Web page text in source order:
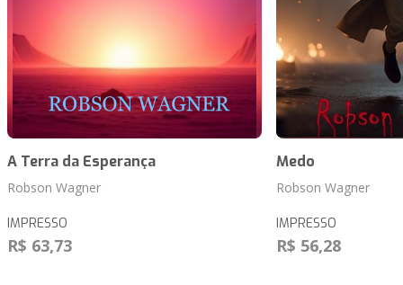
A Terra da Esperança
Robson Wagner
IMPRESSO
R$ 63,73
Medo
Robson Wagner
IMPRESSO
R$ 56,28